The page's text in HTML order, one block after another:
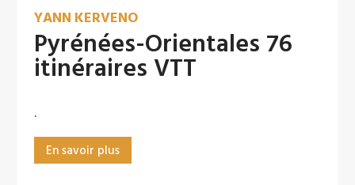
YANN KERVENO
Pyrénées-Orientales 76
itinéraires VTT
.
En savoir plus